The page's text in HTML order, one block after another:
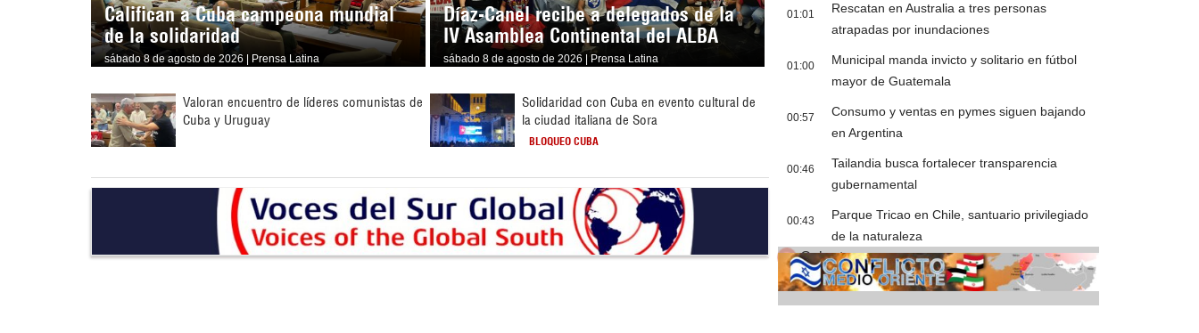
Califican a Cuba campeona mundial
de la solidaridad
sábado 8 de agosto de 2026 | Prensa Latina
Díaz-Canel recibe a delegados de la
IV Asamblea Continental del ALBA
sábado 8 de agosto de 2026 | Prensa Latina
Valoran encuentro de líderes comunistas de
Cuba y Uruguay
Solidaridad con Cuba en evento cultural de
la ciudad italiana de Sora
BLOQUEO CUBA
01:01
Rescatan en Australia a tres personas
atrapadas por inundaciones
01:00
Municipal manda invicto y solitario en fútbol
mayor de Guatemala
00:57
Consumo y ventas en pymes siguen bajando
en Argentina
00:46
Tailandia busca fortalecer transparencia
gubernamental
00:43
Parque Tricao en Chile, santuario privilegiado
de la naturaleza
Cobertura